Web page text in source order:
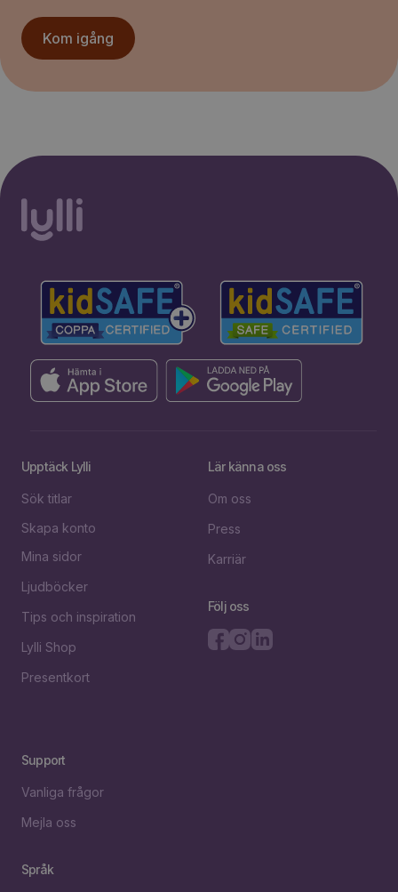
Kom igång
Upptäck Lylli
Sök titlar
Skapa konto
Mina sidor
Ljudböcker
Tips och inspiration
Lylli Shop
Presentkort
Lär känna oss
Om oss
Press
Karriär
Följ oss
Support
Vanliga frågor
Mejla oss
Språk